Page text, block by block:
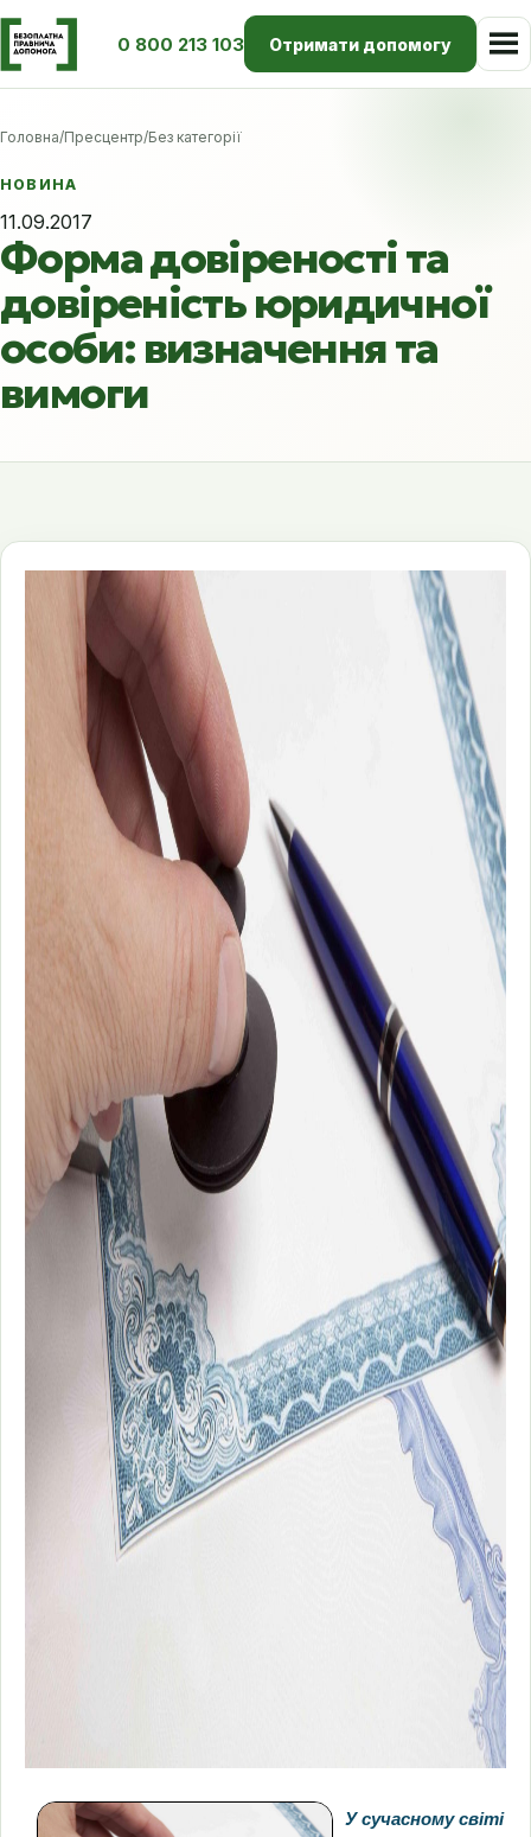
0 800 213 103 Отримати допомогу
Головна/Пресцентр/Без категорії
НОВИНА
11.09.2017
Форма довіреності та
довіреність юридичної
особи: визначення та
вимоги
У сучасному світі